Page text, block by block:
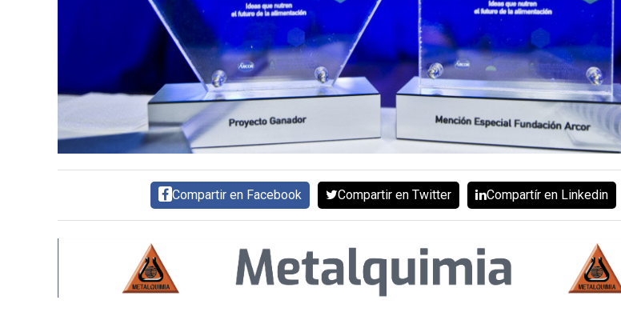
CONDICIONES
PRIVACIDAD
Compartir en Facebook Compartir en Twitter Compartír en Linkedin